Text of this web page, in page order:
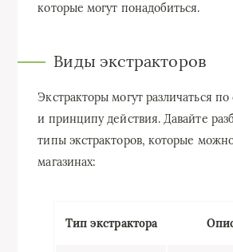
которые могут понадобиться.
Виды экстракторов
Экстракторы могут различаться
и принципу действия. Давайте
типы экстракторов, которые
магазинах:
Тип экстрактора